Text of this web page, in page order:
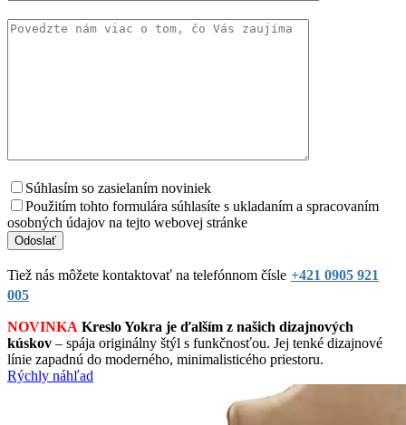
Súhlasím so zasielaním noviniek
Použitím tohto formulára súhlasíte s ukladaním a spracovaním
osobných údajov na tejto webovej stránke
Tiež nás môžete kontaktovať na telefónnom čísle +421 0905 921
005
NOVINKA Kreslo Yokra je ďalším z našich dizajnových
kúskov – spája originálny štýl s funkčnosťou. Jej tenké dizajnové
línie zapadnú do moderného, minimalisticého priestoru.
Rýchly náhľad